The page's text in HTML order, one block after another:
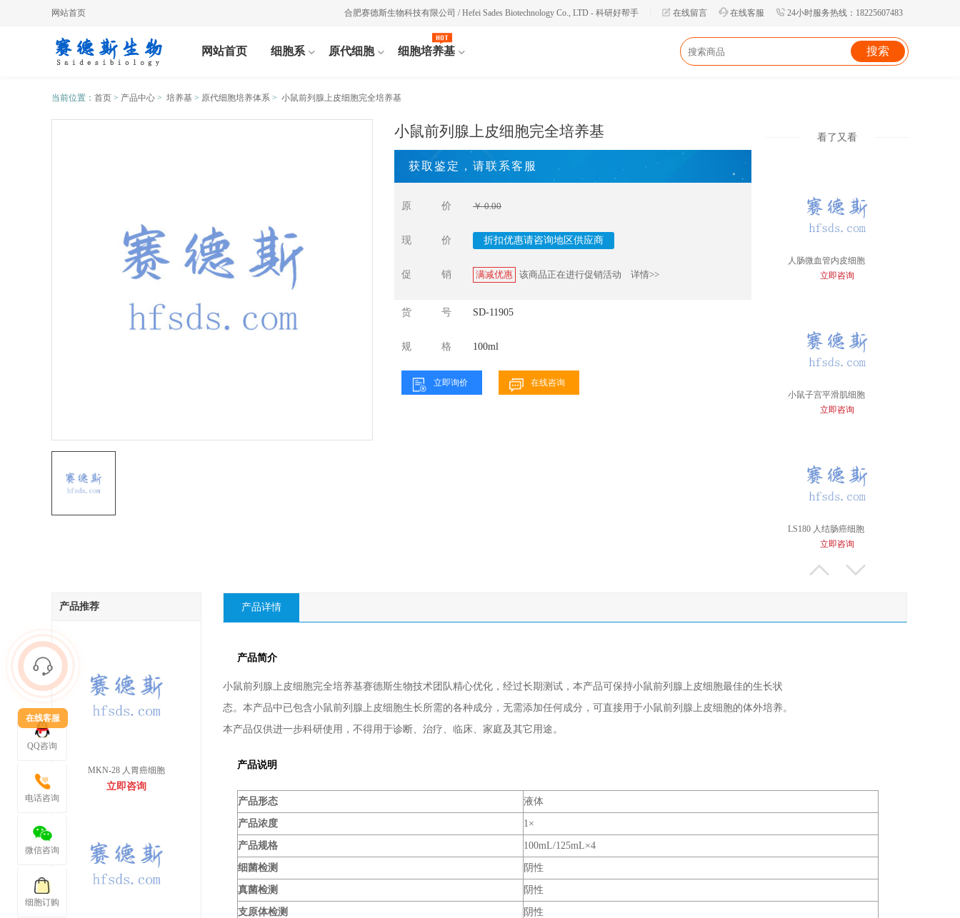
网站首页 合肥赛德斯生物科技有限公司 / Hefei Sades Biotechnology Co., LTD - 科研好帮手 在线留言 在线客服 24小时服务热线：18225607483
网站首页 细胞系 原代细胞 细胞培养基
当前位置： 首页 > 产品中心 > 培养基 > 原代细胞培养体系 > 小鼠前列腺上皮细胞完全培养基
小鼠前列腺上皮细胞完全培养基
获取鉴定，请联系客服
原价 ￥ 0.00
现价 折扣优惠请咨询地区供应商
促销 满减优惠 该商品正在进行促销活动 详情>>
货号 SD-11905
规格 100ml
立即询价 在线咨询
看了又看
人肠微血管内皮细胞
立即咨询
小鼠子宫平滑肌细胞
立即咨询
LS180 人结肠癌细胞
立即咨询
立即咨询
产品推荐
MKN-28 人胃癌细胞
立即咨询
产品详情
产品简介
小鼠前列腺上皮细胞完全培养基赛德斯生物技术团队精心优化，经过长期测试，本产品可保持小鼠前列腺上皮细胞最佳的生长状
态。本产品中已包含小鼠前列腺上皮细胞生长所需的各种成分，无需添加任何成分，可直接用于小鼠前列腺上皮细胞的体外培养。
本产品仅供进一步科研使用，不得用于诊断、治疗、临床、家庭及其它用途。
产品说明
产品形态 液体
产品浓度 1×
产品规格 100mL/125mL×4
细菌检测 阴性
真菌检测 阴性
支原体检测 阴性
在线客服
QQ咨询
电话咨询
微信咨询
细胞订购